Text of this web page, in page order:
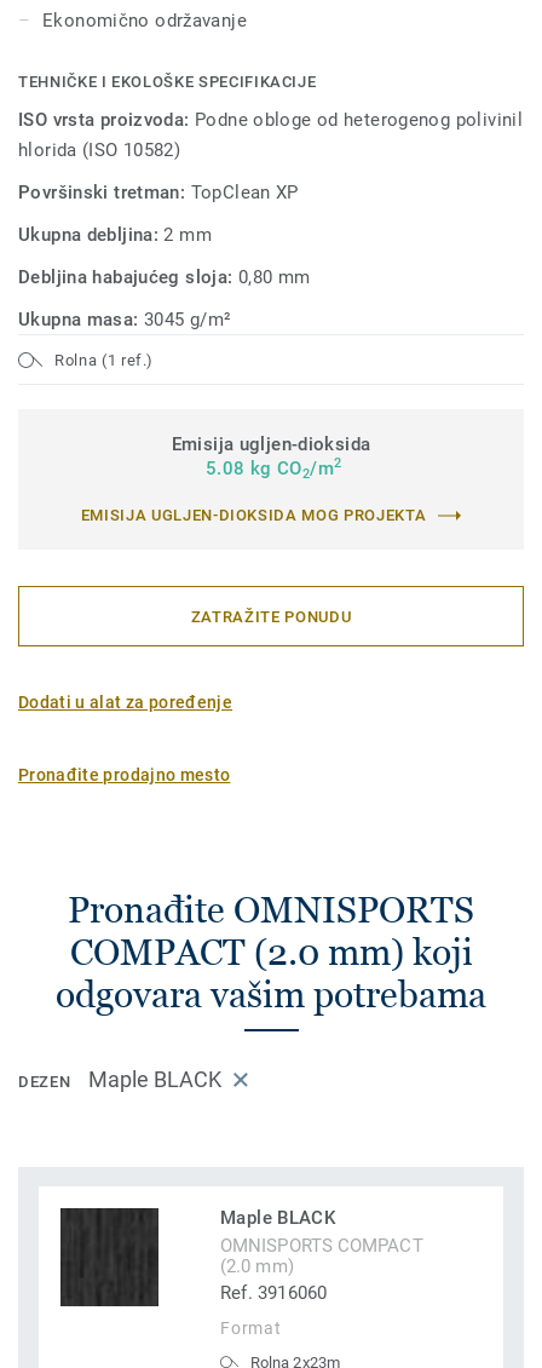
Ekonomično održavanje
TEHNIČKE I EKOLOŠKE SPECIFIKACIJE
ISO vrsta proizvoda: Podne obloge od heterogenog polivinil
hlorida (ISO 10582)
Površinski tretman: TopClean XP
Ukupna debljina:2 mm
Debljina habajućeg sloja: 0,80 mm
Ukupna masa: 3045 g/m²
Rolna (1 ref.)
Emisija ugljen-dioksida
5.08 kg CO2/m2
EMISIJA UGLJEN-DIOKSIDA MOG PROJEKTA
ZATRAŽITE PONUDU
Dodati u alat za poređenje
Pronađite prodajno mesto
Pronađite OMNISPORTS
COMPACT (2.0 mm) koji
odgovara vašim potrebama
DEZEN Maple BLACK
Maple BLACK
OMNISPORTS COMPACT
(2.0 mm)
Ref. 3916060
Format
Rolna 2x23m